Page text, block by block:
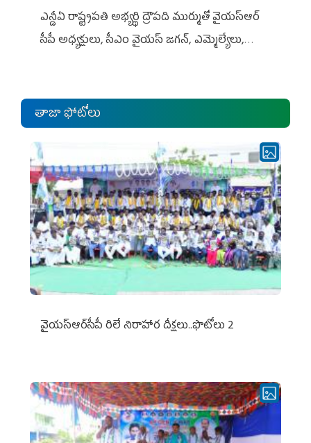
ఎన్డీఏ రాష్ట్ర‌ప‌తి అభ్య‌ర్థి ద్రౌప‌ది ముర్ముతో వైయ‌స్ఆర్
సీపీ అధ్య‌క్షులు, సీఎం వైయ‌స్ జ‌గ‌న్, ఎమ్మెల్యేలు,
తాజా ఫోటోలు
వైయ‌స్ఆర్‌సీపీ రిలే నిరాహార దీక్షలు..ఫొటోలు 2